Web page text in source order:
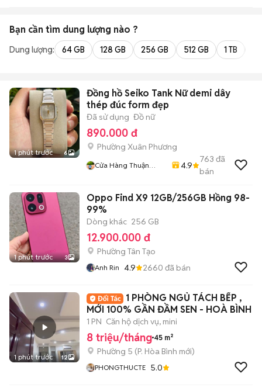
Bạn cần tìm dung lượng nào ?
Dung lượng: 64 GB 128 GB 256 GB 512 GB 1 TB
1 phút trước 6
Đồng hồ Seiko Tank Nữ demi dây
thép đúc form đẹp
Đã sử dụng Đồ nữ
890.000 đ
Phường Xuân Phương
Cửa Hàng Thuận
4.9
763 đã
bán
1 phút trước 3
Oppo Find X9 12GB/256GB Hồng 98-
99%
Dòng khác 256 GB
12.900.000 đ
Phường Tân Tạo
Anh Rin 4.9 2660 đã bán
1 phút trước 12
1 PHÒNG NGỦ TÁCH BẾP ,
MỚI 100% GẦN ĐẦM SEN - HOÀ BÌNH
1 PN Căn hộ dịch vụ, mini
8 triệu/tháng 45 m²
Phường 5 (P. Hòa Bình mới)
PHONGTHUCTE 5.0